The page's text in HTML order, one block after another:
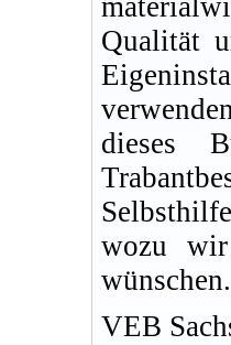
Qualität
dieses
wozu
wünschen.
VEB